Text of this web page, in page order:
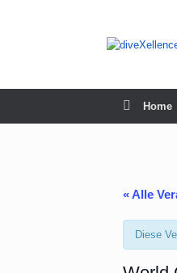
Home
« Alle
Diese